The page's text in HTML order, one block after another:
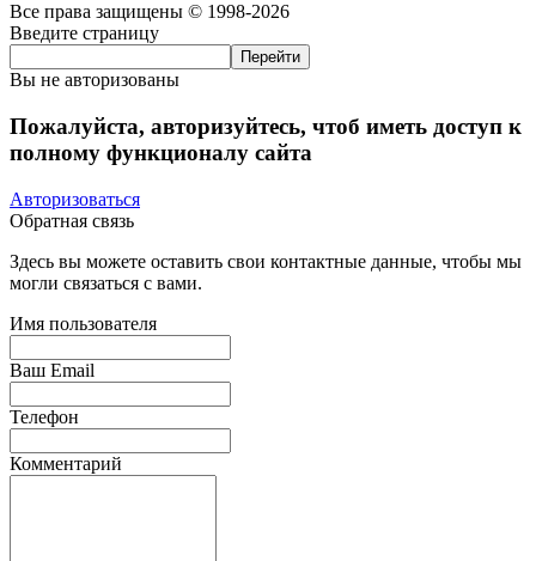
Все права защищены © 1998-2026
Введите страницу
Вы не авторизованы
Пожалуйста, авторизуйтесь, чтоб иметь доступ к
полному функционалу сайта
Авторизоваться
Обратная связь
Здесь вы можете оставить свои контактные данные, чтобы мы
могли связаться с вами.
Имя пользователя
Ваш Email
Телефон
Комментарий